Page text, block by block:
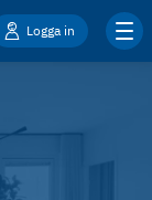
Logga in